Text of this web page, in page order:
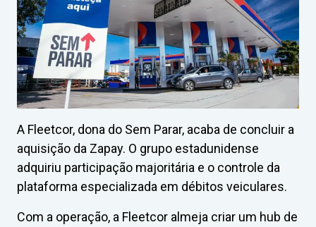
A Fleetcor, dona do Sem Parar, acaba de concluir a
aquisição da Zapay. O grupo estadunidense
adquiriu participação majoritária e o controle da
plataforma especializada em débitos veiculares.
Com a operação, a Fleetcor almeja criar um hub de